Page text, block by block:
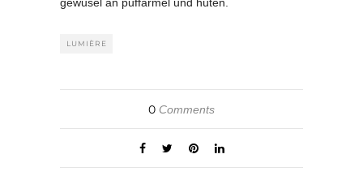
gewusel an puffärmel und hüten.
LUMIÈRE
0 Comments